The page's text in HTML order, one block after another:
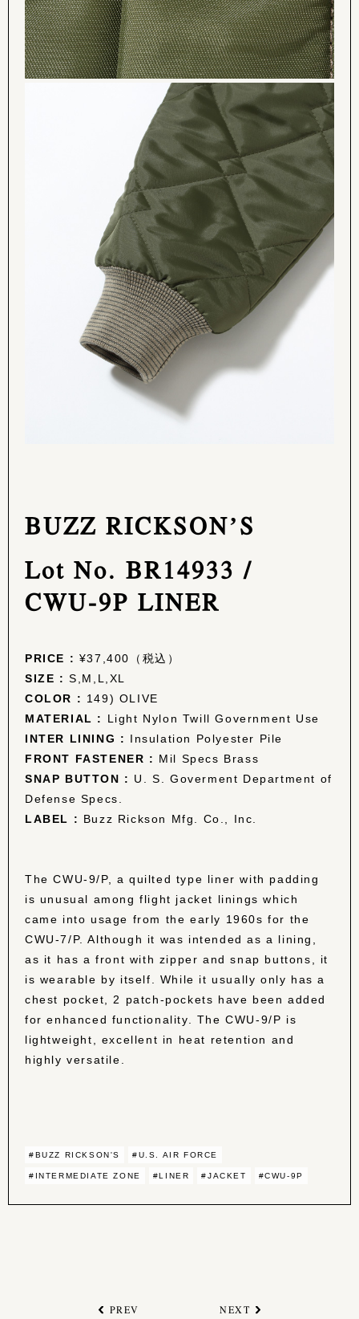
BUZZ RICKSON’S
Lot No. BR14933 /
CWU-9P LINER
PRICE : ¥37,400（税込）
SIZE : S,M,L,XL
COLOR : 149) OLIVE
MATERIAL :
Light Nylon Twill Government Use
INTER LINING : Insulation Polyester Pile
FRONT FASTENER : Mil Specs Brass
SNAP BUTTON : U. S. Goverment Department of
Defense Specs.
LABEL : Buzz Rickson Mfg. Co., Inc.
The CWU-9/P, a quilted type liner with padding
is unusual among flight jacket linings which
came into usage from the early 1960s for the
CWU-7/P. Although it was intended as a lining,
as it has a front with zipper and snap buttons, it
is wearable by itself. While it usually only has a
chest pocket, 2 patch-pockets have been added
for enhanced functionality. The CWU-9/P is
lightweight, excellent in heat retention and
highly versatile.
#BUZZ RICKSON'S #U.S. AIR FORCE
#INTERMEDIATE ZONE #LINER #JACKET #CWU-9P
PREV NEXT